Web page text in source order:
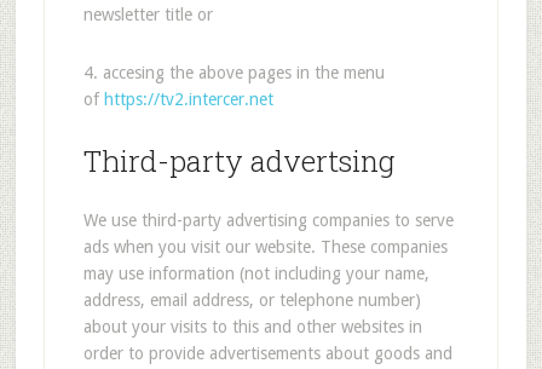
newsletter title or
4. accesing the above pages in the menu
of https://tv2.intercer.net
Third-party advertsing
We use third-party advertising companies to serve
ads when you visit our website. These companies
may use information (not including your name,
address, email address, or telephone number)
about your visits to this and other websites in
order to provide advertisements about goods and